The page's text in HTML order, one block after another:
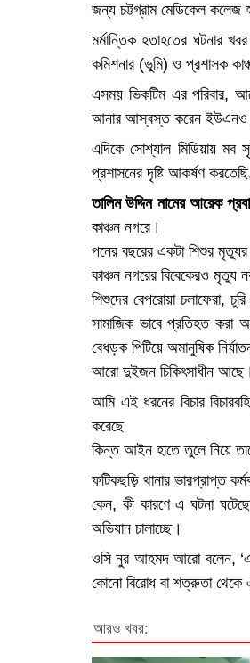
জন্য চট্টগ্রাম মেডিকেল কলেজ
মর্মান্তিক হতাহতের ঘটনার
কমিশনার (ভূমি) ও প্রশাসক
এসময় ভিকটিম এর পরিবার,
আনার আস্বস্ত করেন
এদিকে সোশ্যাল মিডিয়ায় মব
প্রশাসনের দৃষ্টি আকর্ষণ
তালিম উদ্দিন নামের আরেক
কাঞ্চন নগরে।
পনের বছরের একটা শিশুর মৃত্যুর
কাঞ্চন নগরের বিবেকেরও মৃত্যু
শিশুদের বেপরোয়া চলাফেরা,
সামাজিক ভাবে প্রতিহত করা
বেধড়ক পিটিয়ে অমানুষিক
আরো দুইজন চিকিৎসাধীন আছে।
আমি এই ধরনের বিচার
করেছে
কিন্ত আইন হাতে তুলে নিয়ে
ফটিকছড়ি থানার ভারপ্রাপ্ত
কেন, কী কারণে এ ঘটনা
অভিযান চালাচ্ছে।
ওসি নুর আহমদ আরো বলেন, ‘একই
কোনো বিরোধ বা শত্রুতা
আরও খবর: